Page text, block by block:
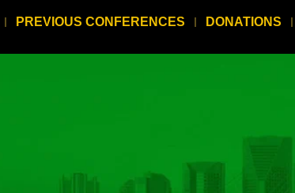
PREVIOUS CONFERENCES DONATIONS